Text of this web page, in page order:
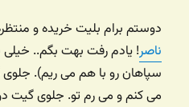
دوستم برام بلیت خریده و
ناصر! یادم رفت بهت بگم..
سپاهان رو با هم می ریم).
می کنم و می رم تو. جلوی گیت